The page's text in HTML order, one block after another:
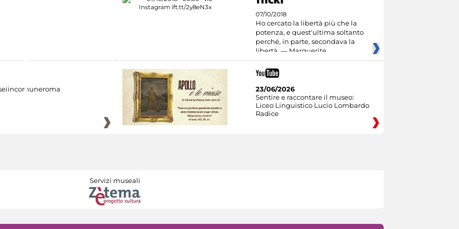
07/10/2018
Ho cercato la libertà più che la
potenza, e quest'ultima soltanto
perché, in parte, secondava la
libertà. — Marguerite
23/06/2026
Sentire e raccontare il museo:
Liceo Linguistico Lucio Lombardo
Radice
Servizi museali